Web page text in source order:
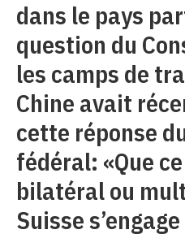
dans le pays
question du
les camps de
Chine avait
cette réponse
fédéral: «Que
bilatéral ou
Suisse